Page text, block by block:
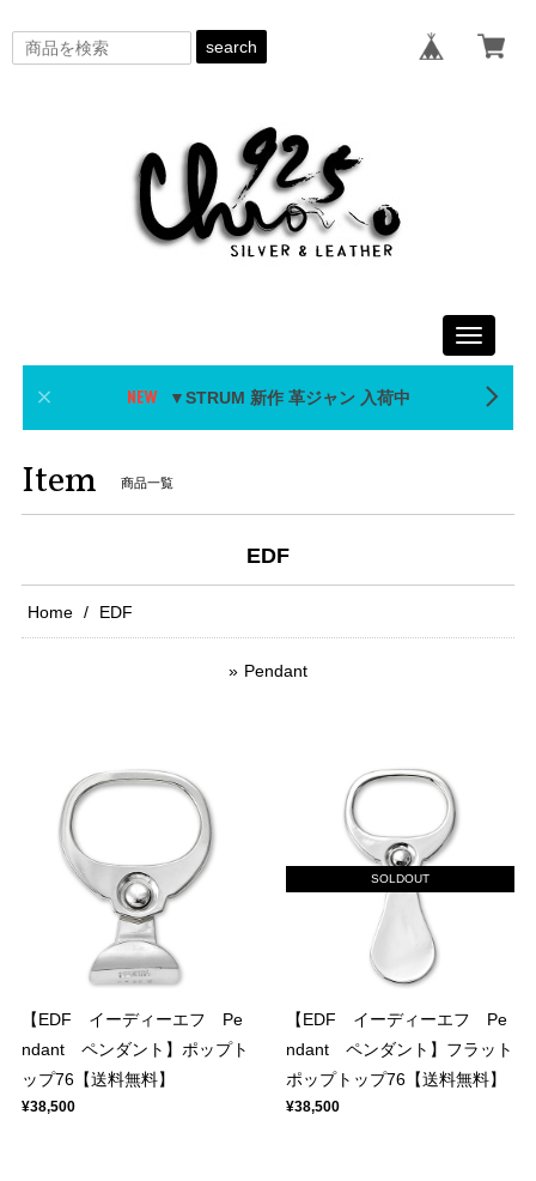
search
Toggle
▼STRUM 新作 革ジャン 入荷中
Item 商品一覧
EDF
Home EDF
Pendant
【EDF イーディーエフ Pe
ndant ペンダント】ポップト
ップ76【送料無料】
¥38,500
SOLDOUT
【EDF イーディーエフ Pe
ndant ペンダント】フラット
ポップトップ76【送料無料】
¥38,500